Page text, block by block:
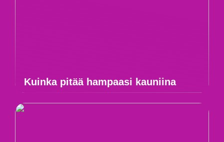
Kuinka pitää hampaasi kauniina